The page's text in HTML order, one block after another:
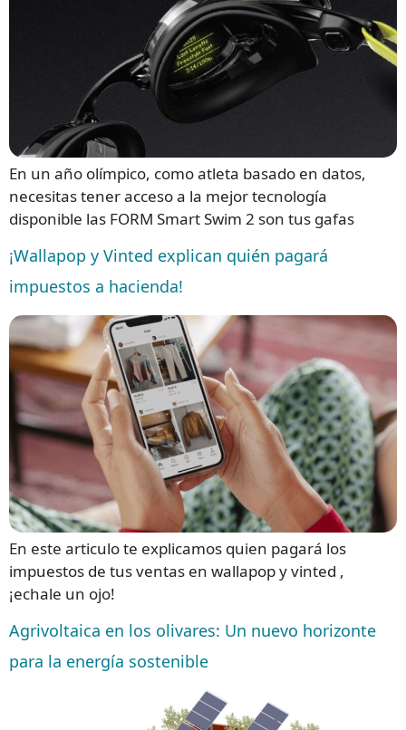
En un año olímpico, como atleta basado en datos,
necesitas tener acceso a la mejor tecnología
disponible las FORM Smart Swim 2 son tus gafas
¡Wallapop y Vinted explican quién pagará
impuestos a hacienda!
En este articulo te explicamos quien pagará los
impuestos de tus ventas en wallapop y vinted ,
¡echale un ojo!
Agrivoltaica en los olivares: Un nuevo horizonte
para la energía sostenible